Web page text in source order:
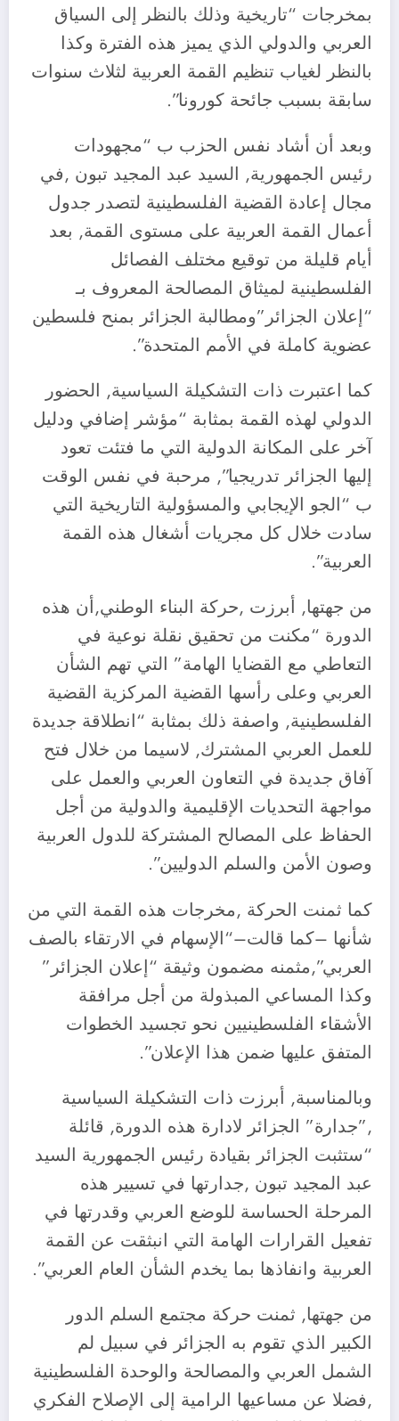
بمخرجات “تاريخية وذلك بالنظر إلى السياق
العربي والدولي الذي يميز هذه الفترة وكذا
بالنظر لغياب تنظيم القمة العربية لثلاث سنوات
سابقة بسبب جائحة كورونا”.
وبعد أن أشاد نفس الحزب ب “مجهودات
رئيس الجمهورية, السيد عبد المجيد تبون ,في
مجال إعادة القضية الفلسطينية لتصدر جدول
أعمال القمة العربية على مستوى القمة, بعد
أيام قليلة من توقيع مختلف الفصائل
الفلسطينية لميثاق المصالحة المعروف بـ
“إعلان الجزائر”ومطالبة الجزائر بمنح فلسطين
عضوية كاملة في الأمم المتحدة”.
كما اعتبرت ذات التشكيلة السياسية, الحضور
الدولي لهذه القمة بمثابة “مؤشر إضافي ودليل
آخر على المكانة الدولية التي ما فتئت تعود
إليها الجزائر تدريجيا”, مرحبة في نفس الوقت
ب “الجو الإيجابي والمسؤولية التاريخية التي
سادت خلال كل مجريات أشغال هذه القمة
العربية”.
من جهتها, أبرزت ,حركة البناء الوطني,أن هذه
الدورة “مكنت من تحقيق نقلة نوعية في
التعاطي مع القضايا الهامة” التي تهم الشأن
العربي وعلى رأسها القضية المركزية القضية
الفلسطينية, واصفة ذلك بمثابة “انطلاقة جديدة
للعمل العربي المشترك, لاسيما من خلال فتح
آفاق جديدة في التعاون العربي والعمل على
مواجهة التحديات الإقليمية والدولية من أجل
الحفاظ على المصالح المشتركة للدول العربية
وصون الأمن والسلم الدوليين”.
كما ثمنت الحركة ,مخرجات هذه القمة التي من
شأنها –كما قالت–“الإسهام في الارتقاء بالصف
العربي”,مثمنه مضمون وثيقة “إعلان الجزائر”
وكذا المساعي المبذولة من أجل مرافقة
الأشقاء الفلسطينيين نحو تجسيد الخطوات
المتفق عليها ضمن هذا الإعلان”.
وبالمناسبة, أبرزت ذات التشكيلة السياسية
,”جدارة” الجزائر لادارة هذه الدورة, قائلة
“ستثبت الجزائر بقيادة رئيس الجمهورية السيد
عبد المجيد تبون ,جدارتها في تسيير هذه
المرحلة الحساسة للوضع العربي وقدرتها في
تفعيل القرارات الهامة التي انبثقت عن القمة
العربية وانفاذها بما يخدم الشأن العام العربي”.
من جهتها, ثمنت حركة مجتمع السلم الدور
الكبير الذي تقوم به الجزائر في سبيل لم
الشمل العربي والمصالحة والوحدة الفلسطينية
,فضلا عن مساعيها الرامية إلى الإصلاح الفكري